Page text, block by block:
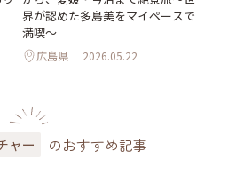
界が認めた多島美をマイペースで
満喫〜
広島県 2026.05.22
ャー のおすすめ記事